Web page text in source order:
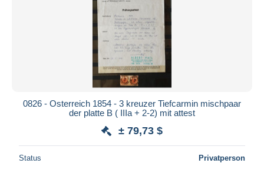
0826 - Osterreich 1854 - 3 kreuzer Tiefcarmin mischpaar
der platte B ( IIIa + 2-2) mit attest
± 79,73 $
Status Privatperson